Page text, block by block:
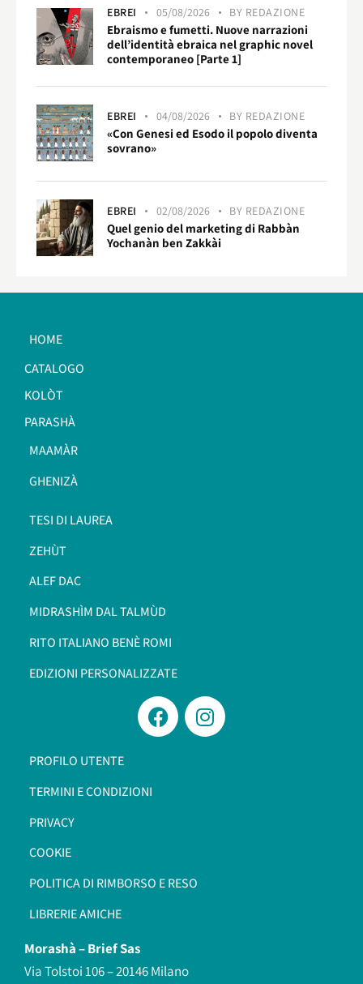
EBREI 05/08/2026 BY REDAZIONE
Ebraismo e fumetti. Nuove narrazioni
dell’identità ebraica nel graphic novel
contemporaneo [Parte 1]
EBREI 04/08/2026 BY REDAZIONE
«Con Genesi ed Esodo il popolo diventa
sovrano»
EBREI 02/08/2026 BY REDAZIONE
Quel genio del marketing di Rabbàn
Yochanàn ben Zakkài
HOME
CATALOGO
KOLÒT
PARASHÀ
MAAMÀR
GHENIZÀ
TESI DI LAUREA
ZEHÙT
ALEF DAC
MIDRASHÌM DAL TALMÙD
RITO ITALIANO BENÈ ROMI​
EDIZIONI PERSONALIZZATE
PROFILO UTENTE
TERMINI E CONDIZIONI
PRIVACY
COOKIE
POLITICA DI RIMBORSO E RESO
LIBRERIE AMICHE
Morashà –Brief Sas
Via Tolstoi 106 – 20146 Milano